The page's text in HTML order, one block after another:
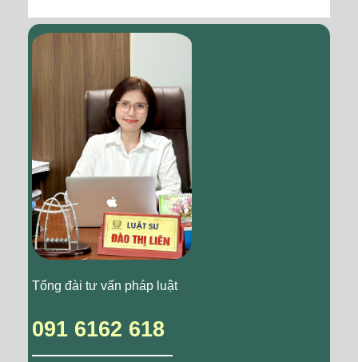
Tổng đài tư vấn pháp luật
091 6162 618